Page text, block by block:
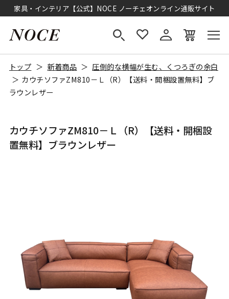
家具・インテリア【公式】NOCE ノーチェオンライン通販サイト
トップ 新着商品
圧倒的な横幅が生む、くつろぎの余白
カウチソファZM810－Ｌ（R）【送料・開梱設置無料】ブ
ラウンレザー
カウチソファZM810－Ｌ（R）【送料・開梱設
置無料】ブラウンレザー